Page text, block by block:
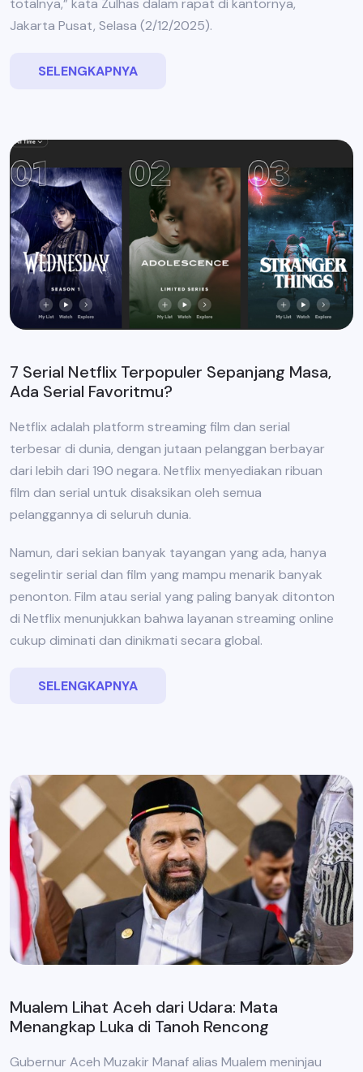
totalnya,” kata Zulhas dalam rapat di kantornya,
Jakarta Pusat, Selasa (2/12/2025).
SELENGKAPNYA
7 Serial Netflix Terpopuler Sepanjang Masa,
Ada Serial Favoritmu?
Netflix adalah platform streaming film dan serial
terbesar di dunia, dengan jutaan pelanggan berbayar
dari lebih dari 190 negara. Netflix menyediakan ribuan
film dan serial untuk disaksikan oleh semua
pelanggannya di seluruh dunia.
Namun, dari sekian banyak tayangan yang ada, hanya
segelintir serial dan film yang mampu menarik banyak
penonton. Film atau serial yang paling banyak ditonton
di Netflix menunjukkan bahwa layanan streaming online
cukup diminati dan dinikmati secara global.
SELENGKAPNYA
Mualem Lihat Aceh dari Udara: Mata
Menangkap Luka di Tanoh Rencong
Gubernur Aceh Muzakir Manaf alias Mualem meninjau